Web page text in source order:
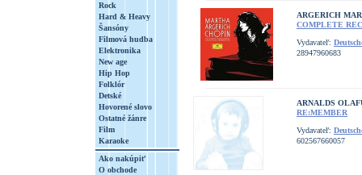
Rock
Hard & Heavy
Šansóny
Filmová hudba
Elektronika
New age
Hip Hop
Folklór
Detské
Hovorené slovo
Ostatné žánre
Film
Karaoke
Ako nakúpiť
O obchode
ARGERICH
COMPLETE
Vydavateľ:
28947960683
ARNALDS
RE:MEMBER
Vydavateľ:
602567660057